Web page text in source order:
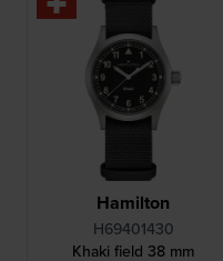
Hamilton
H69401430
Khaki field 38 mm